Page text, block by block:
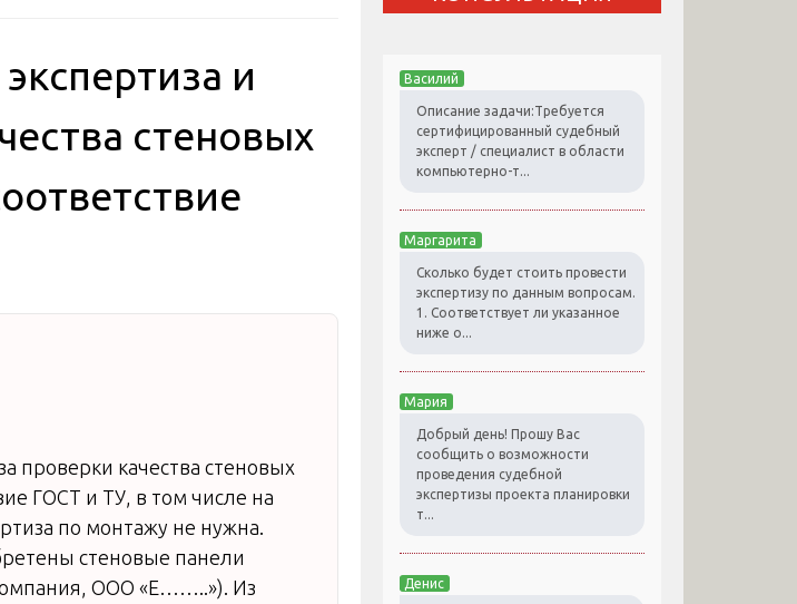
и
стеновых
проверки качества стеновых
ГОСТ и ТУ, в том числе на
по монтажу не нужна.
стеновые панели
ООО «Е……..»). Из
Василий
Описание задачи:Требуется
сертифицированный судебный
эксперт / специалист в области
компьютерно-т...
Маргарита
Сколько будет стоить провести
экспертизу по данным вопросам.
1. Соответствует ли указанное
ниже о...
Мария
Добрый день! Прошу Вас
сообщить о возможности
проведения судебной
экспертизы проекта планировки
т...
Денис